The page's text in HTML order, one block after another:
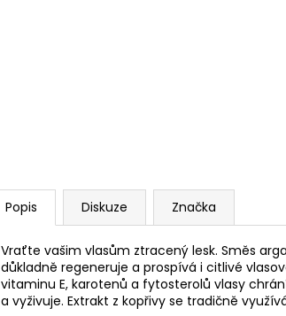
Popis Diskuze Značka
Vraťte vašim vlasům ztracený lesk. Směs
důkladně regeneruje a prospívá i citlivé
vitaminu E, karotenů a fytosterolů vlasy
a vyživuje. Extrakt z kopřivy se tradičně